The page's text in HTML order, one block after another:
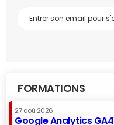
FORMATIONS
27 aoû 2026
Google Analytics GA4